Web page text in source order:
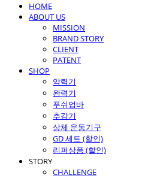
HOME
ABOUT US
MISSION
BRAND STORY
CLIENT
PATENT
SHOP
악력기
완력기
푸쉬업바
추감기
상체 운동기구
GD 세트 (할인)
리퍼상품 (할인)
STORY
CHALLENGE